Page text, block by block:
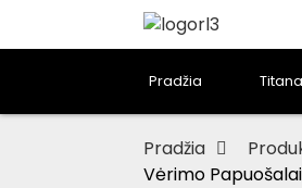
Pradžia
Pradžia
Vėrimo Papuošalai